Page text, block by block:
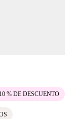
% DE DESCUENTO